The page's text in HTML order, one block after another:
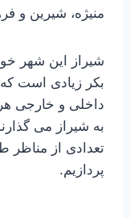
منیژه، شیرین و
شیراز این شهر
بکر زیادی است
داخلی و خارجی
به شیراز می
تعدادی از مناظر
پردازیم.